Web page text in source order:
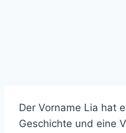
Der Vorname Lia hat
Geschichte und eine